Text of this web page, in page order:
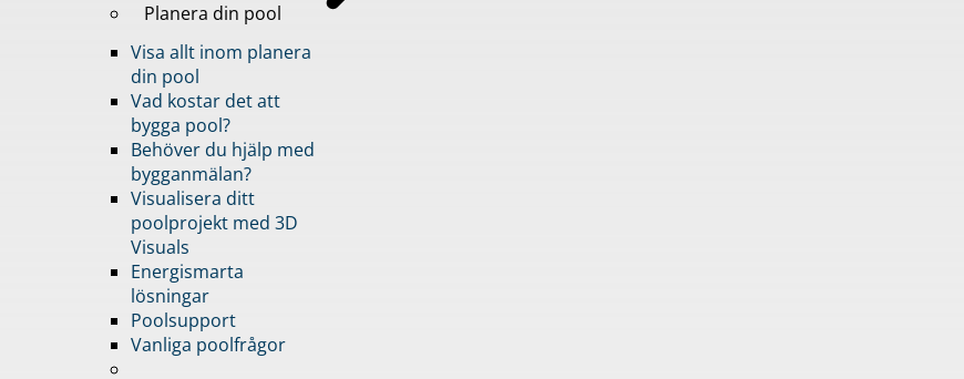
Planera din pool
Visa allt inom planera
din pool
Vad kostar det att
bygga pool?
Behöver du hjälp med
bygganmälan?
Visualisera ditt
poolprojekt med 3D
Visuals
Energismarta
lösningar
Poolsupport
Vanliga poolfrågor